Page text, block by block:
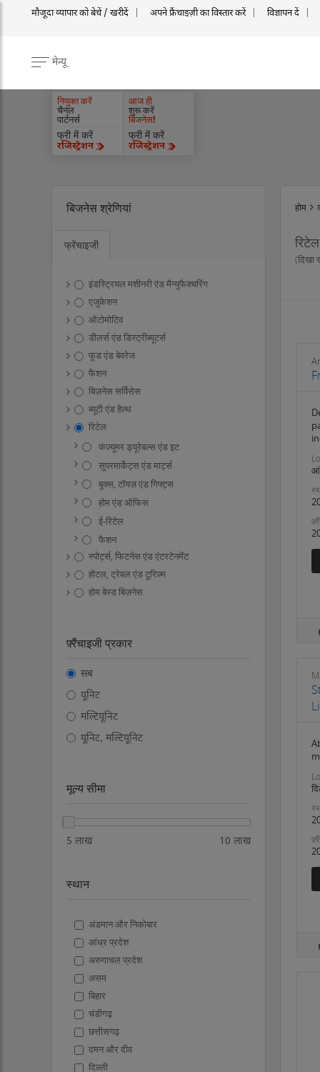
मौजूदा व्यापार को बेचें / खरीदें अपने फ्रैंचाइज़ी का विस्तार करें विज्ञापन दें
मेन्यू
नियुक्त करें
चैनल
पार्टनर्स
फ्री में करें
रजिस्ट्रेशन
आज ही
शुरू करें
बिजनेस!
फ्री में करें
रजिस्ट्रेशन
बिजनेस श्रेणियां
फ्रेंचाइजी
इंडस्ट्रियल मशीनरी एंड मैन्युफैक्चरिंग
एजुकेशन
ऑटोमोटिव
डीलर्स एंड डिस्ट्रीब्यूटर्स
फूड एंड बेवरेज
फैशन
बिज़नेस सर्विसेस
ब्यूटी एंड हेल्थ
रिटेल
कंज़्यूमर ड्यूरेबल्स एंड इट
सुपरमार्केट्स एंड मार्ट्स
बुक्स, टॉयज़ एंड गिफ्ट्स
होम एंड ऑफिस
ई-रिटेल
फैशन
स्पोर्ट्स, फिटनेस एंड एंटरटेनमेंट
होटल, ट्रेवल एंड टूरिज़्म
होम बेस्ड बिज़नेस
फ़्रैंचाइजी प्रकार
सब
यूनिट
मल्टियूनिट
यूनिट, मल्टियूनिट
मूल्य सीमा
5 लाख 10 लाख
स्थान
अंडमान और निकोबार
आंध्र प्रदेश
अरुणाचल प्रदेश
असम
बिहार
चंडीगढ़
छत्तीसगढ़
दमन और दीव
दिल्ली
होम
रिटेल
(दिखा